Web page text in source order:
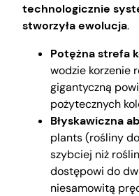
technologicznie
stworzyła ewolucja.
Potężna strefa
wodzie korzenie
gigantyczną
pożytecznych
Błyskawiczna
plants (rośliny
szybciej niż
dostępowi do
niesamowitą